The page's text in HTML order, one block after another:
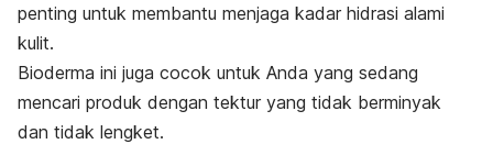
penting untuk membantu menjaga kadar hidrasi alami
kulit.
Bioderma ini juga cocok untuk Anda yang sedang
mencari produk dengan tektur yang tidak berminyak
dan tidak lengket.